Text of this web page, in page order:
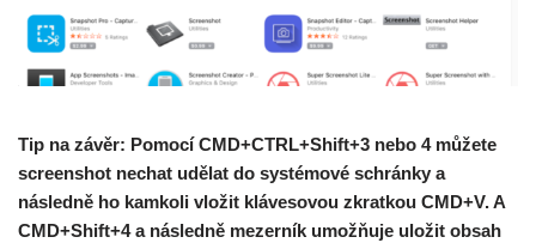
Tip na závěr: Pomocí CMD+CTRL+Shift+3 nebo 4 můžete
screenshot nechat udělat do systémové schránky a
následně ho kamkoli vložit klávesovou zkratkou CMD+V. A
CMD+Shift+4 a následně mezerník umožňuje uložit obsah